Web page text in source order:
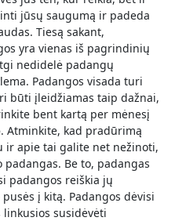
jūsų saugumą ir padeda
Tiesą sakant,
yra vienas iš pagrindinių
nedidelė padangų
Padangos visada turi
būti įleidžiamas taip dažnai,
bent kartą per mėnesį
Atminkite, kad pradūrimą
ir apie tai galite net nežinoti,
Be to, padangas
padangos reiškia jų
į kitą. Padangos dėvisi
susidėvėti